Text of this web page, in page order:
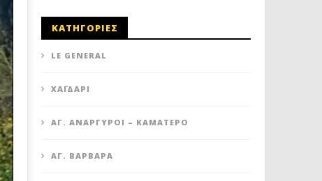
ΚΑΤΗΓΟΡΙΕΣ
LE GENERAL
XΑΪΔΆΡΙ
ΆΓ. ΑΝΆΡΓΥΡΟΙ – KΑΜΑΤΕΡΌ
ΑΓ. ΒΑΡΒΆΡΑ